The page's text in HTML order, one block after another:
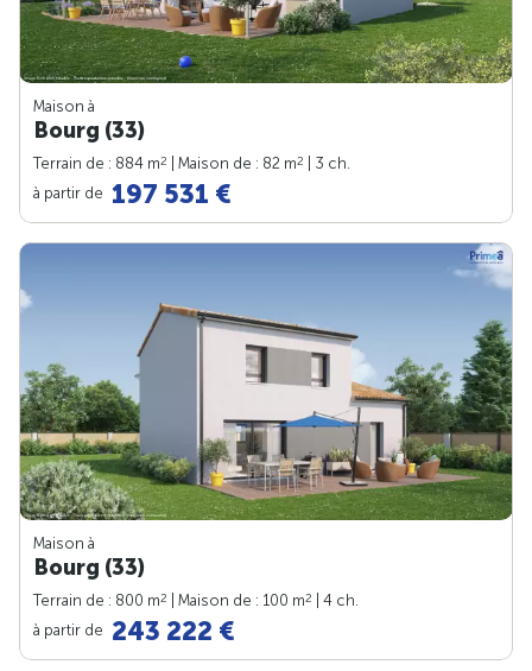
Maison à
Bourg (33)
Terrain de : 884 m2 | Maison de : 82 m2
| 3 ch.
à partir de 197 531 €
Maison à
Bourg (33)
Terrain de : 800 m2 | Maison de : 100 m2
| 4 ch.
à partir de 243 222 €